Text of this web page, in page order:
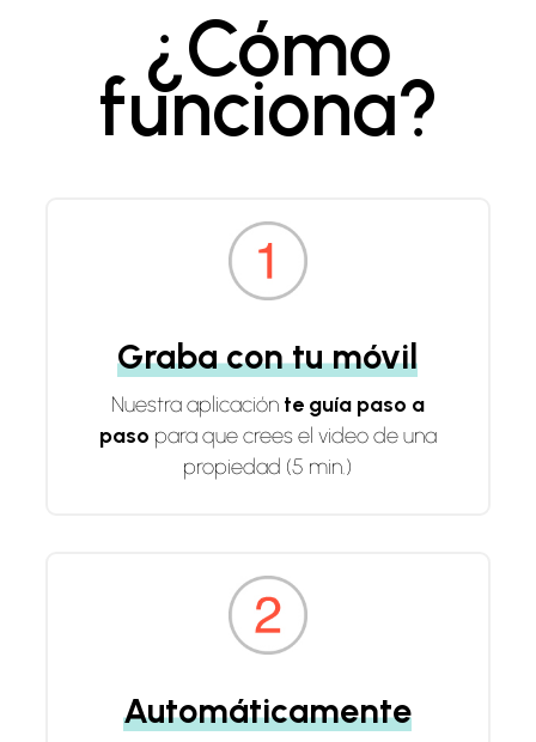
¿Cómo
funciona?
Graba con tu móvil
Nuestra aplicación te guía paso a
paso para que crees el video de una
propiedad (5 min.)
Automáticamente